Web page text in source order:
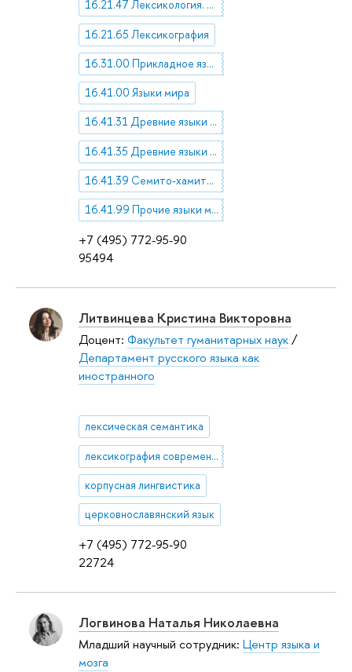
+7 (495) 772-95-90
95494
16.21.47 Лексикология. Терминоведение
16.21.65 Лексикография
16.31.00 Прикладное языкознание
16.41.00 Языки мира
16.41.31 Древние языки Средиземноморья
16.41.35 Древние языки Передней и Малой Азии
16.41.39 Семито-хамитские языки
16.41.99 Прочие языки мира
+7 (495) 772-95-90
22724
Литвинцева Кристина Викторовна
Доцент: Факультет гуманитарных наук/
Департамент русского языка как
иностранного
лексическая семантика
лексикография современного русского языка
корпусная лингвистика
церковнославянский язык
Логвинова Наталья Николаевна
Младший научный сотрудник: Центр языка и
мозга